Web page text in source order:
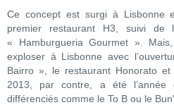
Ce concept est surgi à Lisbonne
premier restaurant H3, suivi de
« Hamburgueria Gourmet ».
exploser à Lisbonne avec
Bairro », le restaurant Honorato et
2013, par contre, a été l’année
différenciés comme le To B ou le